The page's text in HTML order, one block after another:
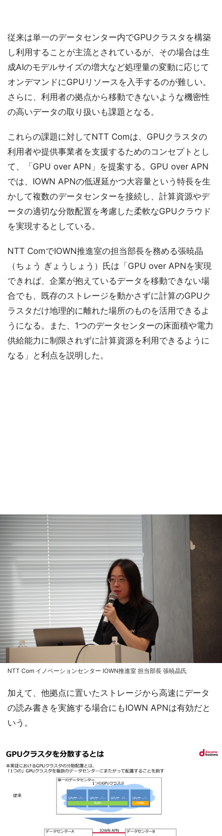
従来は単一のデータセンター内でGPUクラスタを構築
し利用することが主流とされているが、その場合は生
成AIのモデルサイズの増大など処理量の変動に応じて
オンデマンドにGPUリソースを入手するのが難しい。
さらに、利用者の拠点から移動できないような機密性
の高いデータの取り扱いも課題となる。
これらの課題に対してNTT Comは、GPUクラスタの
利用者や提供事業者を支援するためのコンセプトとし
て、「GPU over APN」を提案する。GPU over APN
では、IOWN APNの低遅延かつ大容量という特長を生
かして複数のデータセンターを接続し、計算資源やデ
ータの適切な分散配置を考慮した柔軟なGPUクラウド
を実現するとしている。
NTT ComでIOWN推進室の担当部長を務める張暁晶
（ちょう ぎょうしょう）氏は「GPU over APNを実現
できれば、企業が抱えているデータを移動できない場
合でも、既存のストレージを動かさずに計算のGPUク
ラスタだけ地理的に離れた場所のものを活用できるよ
うになる。また、1つのデータセンターの床面積や電力
供給能力に制限されずに計算資源を利用できるように
なる」と利点を説明した。
NTT Com イノベーションセンター IOWN推進室 担当部長 張暁晶氏
加えて、他拠点に置いたストレージから高速にデータ
の読み書きを実施する場合にもIOWN APNは有効だと
いう。